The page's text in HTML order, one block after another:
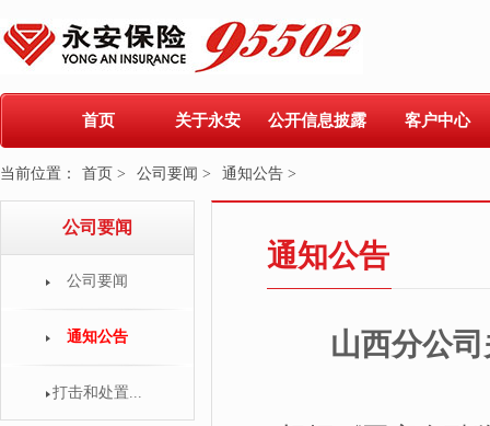
首页 关于永安 公开信息披露 客户中心
当前位置： 首页 > 公司要闻 > 通知公告 >
公司要闻
公司要闻
通知公告
打击和处置...
通知公告
山西分公